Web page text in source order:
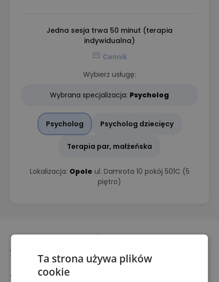
Jedna sesja trwa 50 minut (terapia
indywidualna)
Cennik
Wybierz usługę:
Wybrana specjalizacja: Psycholog
Psycholog Psycholog dziecięcy
Terapia par, małżeńska
Lokalizacja: Opole ul. Damrota 10 pokój 501C (5
piętro)
+48 697 516 636
Ta strona używa plików
cookie